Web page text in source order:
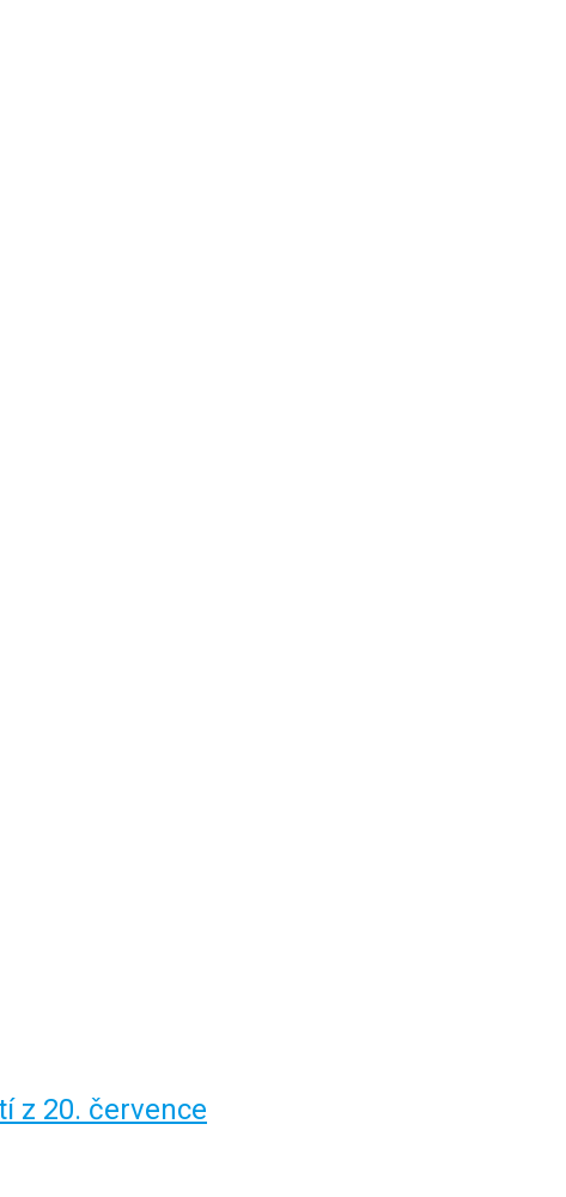
z 20. července